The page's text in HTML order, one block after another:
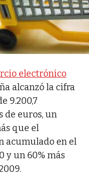
electrónico
alcanzó la cifra
9.200,7
de euros, un
que el
acumulado en el
y un 60% más